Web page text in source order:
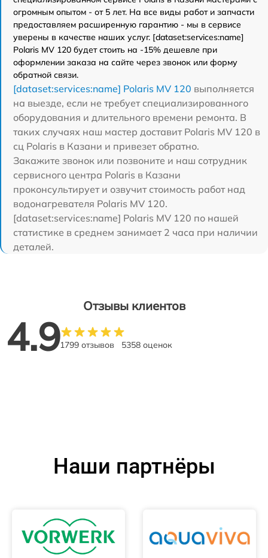
огромным опытом - от 5 лет. На все виды работ и запчасти
предоставляем расширенную гарантию - мы в сервисе
уверены в качестве наших услуг. [dataset:services:name]
Polaris MV 120 будет стоить на -15% дешевле при
оформлении заказа на сайте через звонок или форму
обратной связи.
[dataset:services:name] Polaris MV 120 выполняется
на выезде, если не требует специализированного
оборудования и длительного времени ремонта. В
таких случаях наш мастер доставит Polaris MV 120 в
сц Polaris в Казани и привезет обратно.
Закажите звонок или позвоните и наш сотрудник
сервисного центра Polaris в Казани
проконсультирует и озвучит стоимость работ над
водонагревателя Polaris MV 120.
[dataset:services:name] Polaris MV 120 по нашей
статистике в среднем занимает 2 часа при наличии
деталей.
Отзывы клиентов
4.91799 отзывов 5358 оценок
Наши партнёры